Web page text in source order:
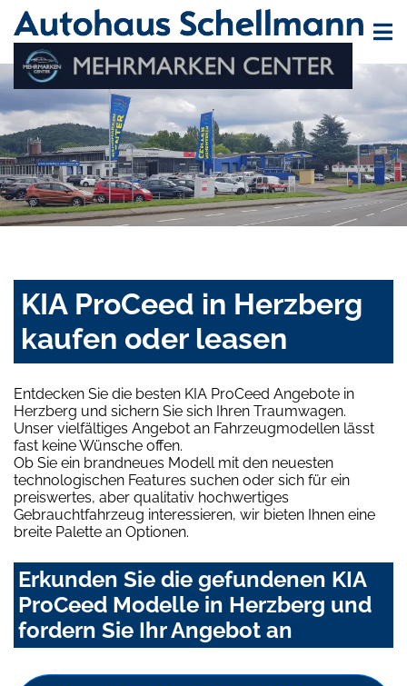
KIA ProCeed in Herzberg
kaufen oder leasen
Entdecken Sie die besten KIA ProCeed Angebote in
Herzberg und sichern Sie sich Ihren Traumwagen.
Unser vielfältiges Angebot an Fahrzeugmodellen lässt
fast keine Wünsche offen.
Ob Sie ein brandneues Modell mit den neuesten
technologischen Features suchen oder sich für ein
preiswertes, aber qualitativ hochwertiges
Gebrauchtfahrzeug interessieren, wir bieten Ihnen eine
breite Palette an Optionen.
Erkunden Sie die gefundenen KIA
ProCeed Modelle in Herzberg und
fordern Sie Ihr Angebot an